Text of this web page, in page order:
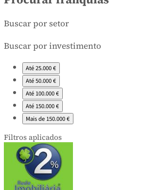
Procurar franquias
Buscar por setor
Buscar por investimento
Até 25.000 €
Até 50.000 €
Até 100.000 €
Até 150.000 €
Mais de 150.000 €
Filtros aplicados